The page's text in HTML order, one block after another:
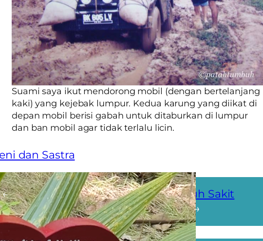
Suami saya ikut mendorong mobil (dengan bertelanjang
kaki) yang kejebak lumpur. Kedua karung yang diikat di
depan mobil berisi gabah untuk ditaburkan di lumpur
dan ban mobil agar tidak terlalu licin.
dan Sastra
← Miskin Itu Relatif
(Bagian 1)
Dokter Jatuh Sakit
(Bagian 1) →